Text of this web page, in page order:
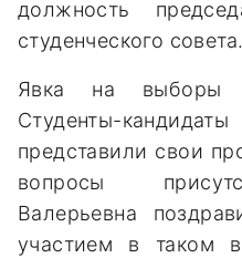
должность
студенческого совета.
Явка на выборы
Студенты-
представили свои
вопросы
Валерьевна
участием в таком